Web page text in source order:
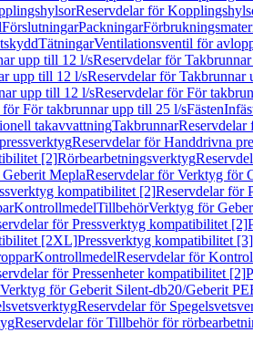
Reservdelar för
FörslutningarPackningar
TätningarVentilationsventil för
upp till 12 l/sReservdelar för
upp till 12 l/sReservdelar för Takbrunnar
upp till 12 l/sReservdelar för För
för För takbrunnar upp till 25 l/sFästen
takavvattningTakbrunnarReservdelar
Reservdelar för Handdrivna
[2]Rörbearbetningsverktyg
MeplaReservdelar för Verktyg för
kompatibilitet [2]Reservdelar för
KontrollmedelTillbehörVerktyg för
för Pressverktyg kompatibilitet [2]
[2XL]Pressverktyg kompatibilitet [3]
KontrollmedelReservdelar för
för Pressenheter kompatibilitet [2]
Verktyg för Geberit Silent-db20/Geberit PE
Reservdelar för
Reservdelar för Tillbehör för